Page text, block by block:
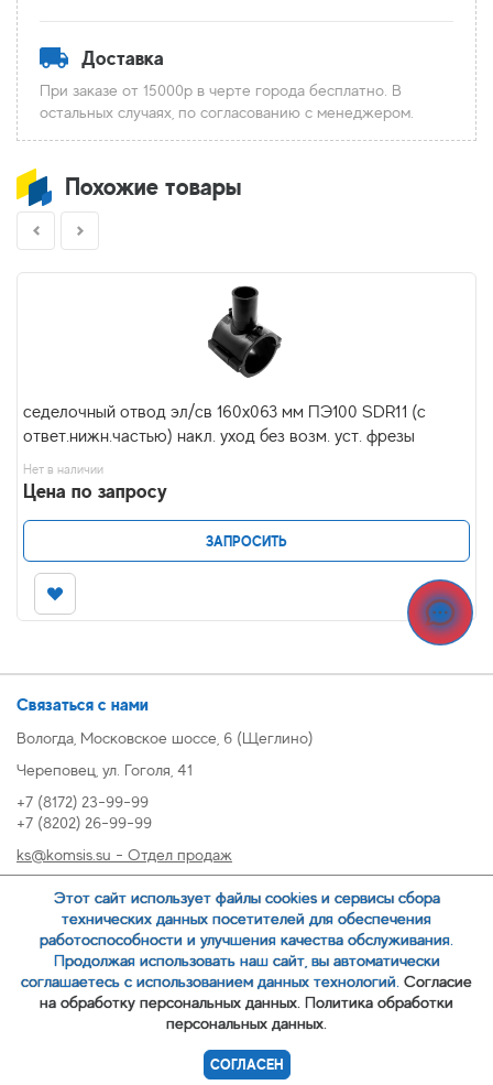
Доставка
При заказе от 15000р в черте города бесплатно. В
остальных случаях, по согласованию с менеджером.
Похожие товары
седелочный отвод эл/св 160х063 мм ПЭ100 SDR11 (с
ответ.нижн.частью) накл. уход без возм. уст. фрезы
Нет в наличии
Цена по запросу
ЗАПРОСИТЬ
Связаться с нами
Вологда, Московское шоссе, 6 (Щеглино)
Череповец, ул. Гоголя, 41
+7 (8172) 23-99-99
+7 (8202) 26-99-99
ks@komsis.su - Отдел продаж
oz@komsis.su - Отдел закупок
ЗАКАЗАТЬ ЗВОНОК
Политика обработки персональных данных
Этот сайт использует файлы cookies и сервисы сбора
технических данных посетителей для обеспечения
работоспособности и улучшения качества обслуживания.
Продолжая использовать наш сайт, вы автоматически
соглашаетесь с использованием данных технологий. Согласие
на обработку персональных данных. Политика обработки
персональных данных.
СОГЛАСЕН